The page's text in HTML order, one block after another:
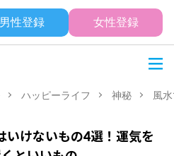
男性登録 女性登録
ハッピーライフ 神秘 風
いけないもの4選！運気を